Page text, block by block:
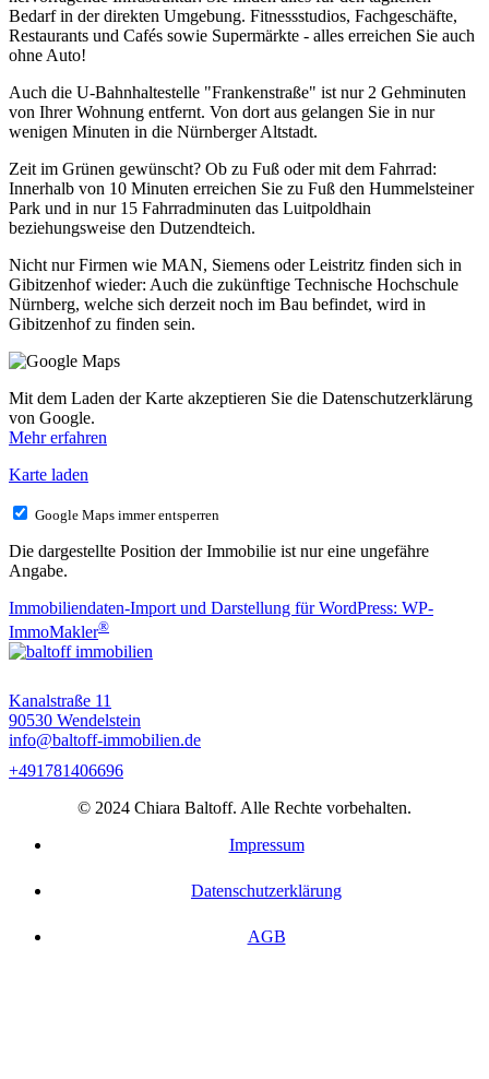
Bedarf in der direkten Umgebung. Fitnessstudios, Fachgeschäfte,
Restaurants und Cafés sowie Supermärkte - alles erreichen Sie auch
ohne Auto!
Auch die U-Bahnhaltestelle "Frankenstraße" ist nur 2 Gehminuten
von Ihrer Wohnung entfernt. Von dort aus gelangen Sie in nur
wenigen Minuten in die Nürnberger Altstadt.
Zeit im Grünen gewünscht? Ob zu Fuß oder mit dem Fahrrad:
Innerhalb von 10 Minuten erreichen Sie zu Fuß den Hummelsteiner
Park und in nur 15 Fahrradminuten das Luitpoldhain
beziehungsweise den Dutzendteich.
Nicht nur Firmen wie MAN, Siemens oder Leistritz finden sich in
Gibitzenhof wieder: Auch die zukünftige Technische Hochschule
Nürnberg, welche sich derzeit noch im Bau befindet, wird in
Gibitzenhof zu finden sein.
Mit dem Laden der Karte akzeptieren Sie die Datenschutzerklärung
von Google.
Mehr erfahren
Karte laden
Google Maps immer entsperren
Die dargestellte Position der Immobilie ist nur eine ungefähre
Angabe.
Immobiliendaten-Import und Darstellung für WordPress: WP-
ImmoMakler®
Kanalstraße 11
90530 Wendelstein
info@baltoff-immobilien.de
+491781406696
© 2024 Chiara Baltoff. Alle Rechte vorbehalten.
Impressum
Datenschutzerklärung
AGB